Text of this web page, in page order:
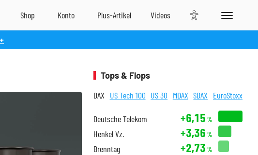
Tops & Flops
DAX US Tech 100 US 30 MDAX SDAX EuroStoxx
Deutsche Telekom +6,15 %
Henkel Vz. +3,36 %
Brenntag +2,73 %